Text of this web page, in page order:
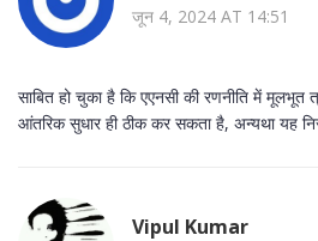
जून 4, 2024 AT 14:51
साबित हो चुका है कि एएनसी की रणनीति में
आंतरिक सुधार ही ठीक कर सकता है, अन्यथा यह
Vipul Kumar